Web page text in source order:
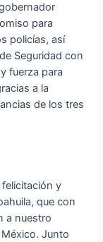
para
policías, así
Seguridad con
fuerza para
a la
de los tres
felicitación y
que con
a nuestro
Junto